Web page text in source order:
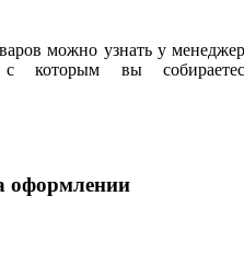
можно узнать у
с которым вы
оформлении